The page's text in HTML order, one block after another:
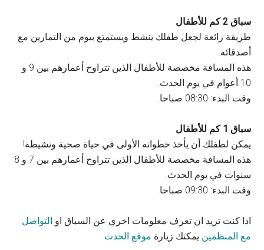
سباق 2 كم للأطفال
طريقة رائعة لجعل طفلك ينشط ويستمتع بيوم من التمارين مع
أصدقائه.
هذه المسافة مخصصة للأطفال الذين تتراوح أعمارهم بين 9 و
10 أعوام في يوم الحدث.
وقت البدء: 08:30 صباحا.
سباق 1 كم للأطفال
يمكن لطفلك أن يأخذ خطواته الأولى في حياة صحية ونشيطة!
هذه المسافة مخصصة للأطفال الذين تتراوح أعمارهم بين 7 و 8
سنوات في يوم الحدث.
وقت البدء: 09:30 صباحا.
اذا كنت تريد ان تعرف معلومات اخري عن السباق او التواصل
مع المنظمين يمكنك زيارة موقع الحدث